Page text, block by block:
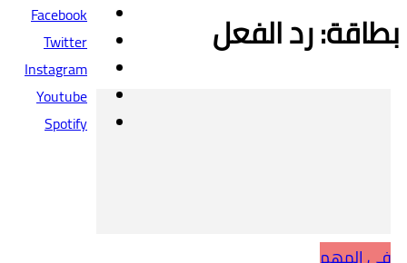
بطاقة: رد الفعل
في المهم
Facebook
Twitter
Instagram
Youtube
Spotify